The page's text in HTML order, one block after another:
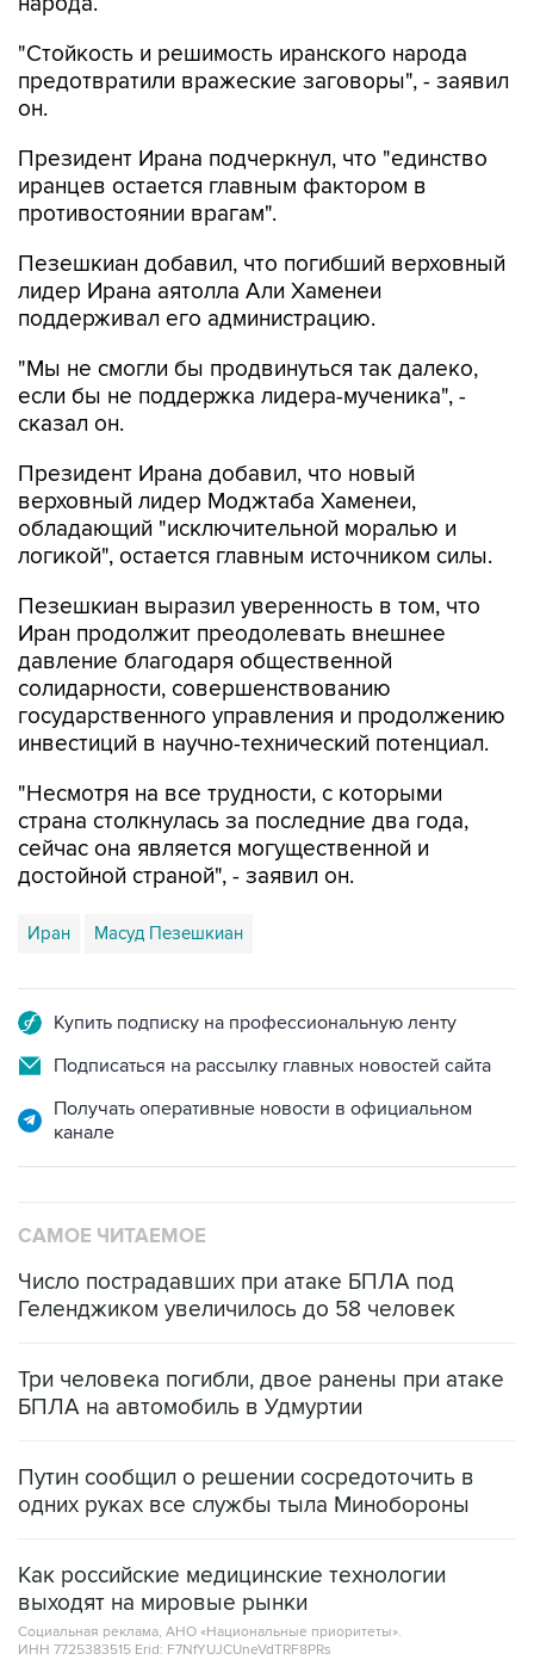
"Стойкость и решимость иранского народа
предотвратили вражеские заговоры", - заявил
он.
Президент Ирана подчеркнул, что "единство
иранцев остается главным фактором в
противостоянии врагам".
Пезешкиан добавил, что погибший верховный
лидер Ирана аятолла Али Хаменеи
поддерживал его администрацию.
"Мы не смогли бы продвинуться так далеко,
если бы не поддержка лидера-мученика", -
сказал он.
Президент Ирана добавил, что новый
верховный лидер Моджтаба Хаменеи,
обладающий "исключительной моралью и
логикой", остается главным источником силы.
Пезешкиан выразил уверенность в том, что
Иран продолжит преодолевать внешнее
давление благодаря общественной
солидарности, совершенствованию
государственного управления и продолжению
инвестиций в научно-технический потенциал.
"Несмотря на все трудности, с которыми
страна столкнулась за последние два года,
сейчас она является могущественной и
достойной страной", - заявил он.
Иран Масуд Пезешкиан
Купить подписку на профессиональную ленту
Подписаться на рассылку главных новостей сайта
Получать оперативные новости в официальном
канале
САМОЕ ЧИТАЕМОЕ
Число пострадавших при атаке БПЛА под
Геленджиком увеличилось до 58 человек
Три человека погибли, двое ранены при атаке
БПЛА на автомобиль в Удмуртии
Путин сообщил о решении сосредоточить в
одних руках все службы тыла Минобороны
Как российские медицинские технологии
выходят на мировые рынки
Социальная реклама, АНО «Национальные приоритеты».
ИНН 7725383515 Erid: F7NfYUJCUneVdTRF8PRs